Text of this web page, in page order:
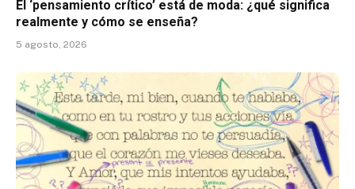
El ‘pensamiento crítico’ está de moda: ¿qué significa
realmente y cómo se enseña?
5 agosto, 2026